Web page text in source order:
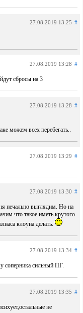
27.08.2019 13:25 #
27.08.2019 13:28 #
сбросы на 3
27.08.2019 13:28 #
можем всех перебегать..
27.08.2019 13:29 #
27.08.2019 13:30 #
печально выглядим. Но на
что такое иметь крутого
клоуна делать.
27.08.2019 13:34 #
соперника сильный ПГ.
27.08.2019 13:35 #
не